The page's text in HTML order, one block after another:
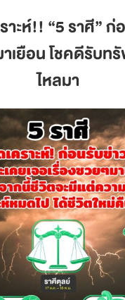
าะห์!! “5 ราศี” ก่
เยือน โชคดีรับท
ไหลมา